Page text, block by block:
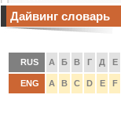
Дайвинг словарь
RUS А Б В Г Д Е
ENG A B C D E F